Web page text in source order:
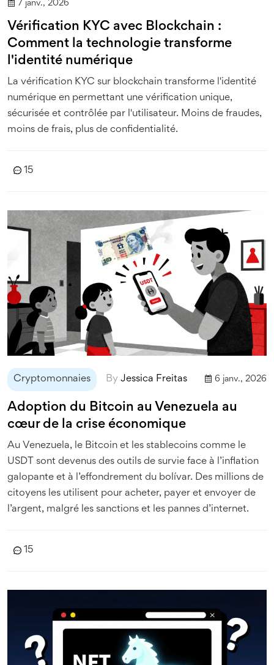
7 janv., 2026
Vérification KYC avec Blockchain :
Comment la technologie transforme
l'identité numérique
La vérification KYC sur blockchain transforme l'identité
numérique en permettant une vérification unique,
sécurisée et contrôlée par l'utilisateur. Moins de fraudes,
moins de frais, plus de confidentialité.
15
Cryptomonnaies By Jessica Freitas 6 janv., 2026
Adoption du Bitcoin au Venezuela au
cœur de la crise économique
Au Venezuela, le Bitcoin et les stablecoins comme le
USDT sont devenus des outils de survie face à l’inflation
galopante et à l’effondrement du bolívar. Des millions de
citoyens les utilisent pour acheter, payer et envoyer de
l’argent, malgré les sanctions et les pannes d’internet.
15